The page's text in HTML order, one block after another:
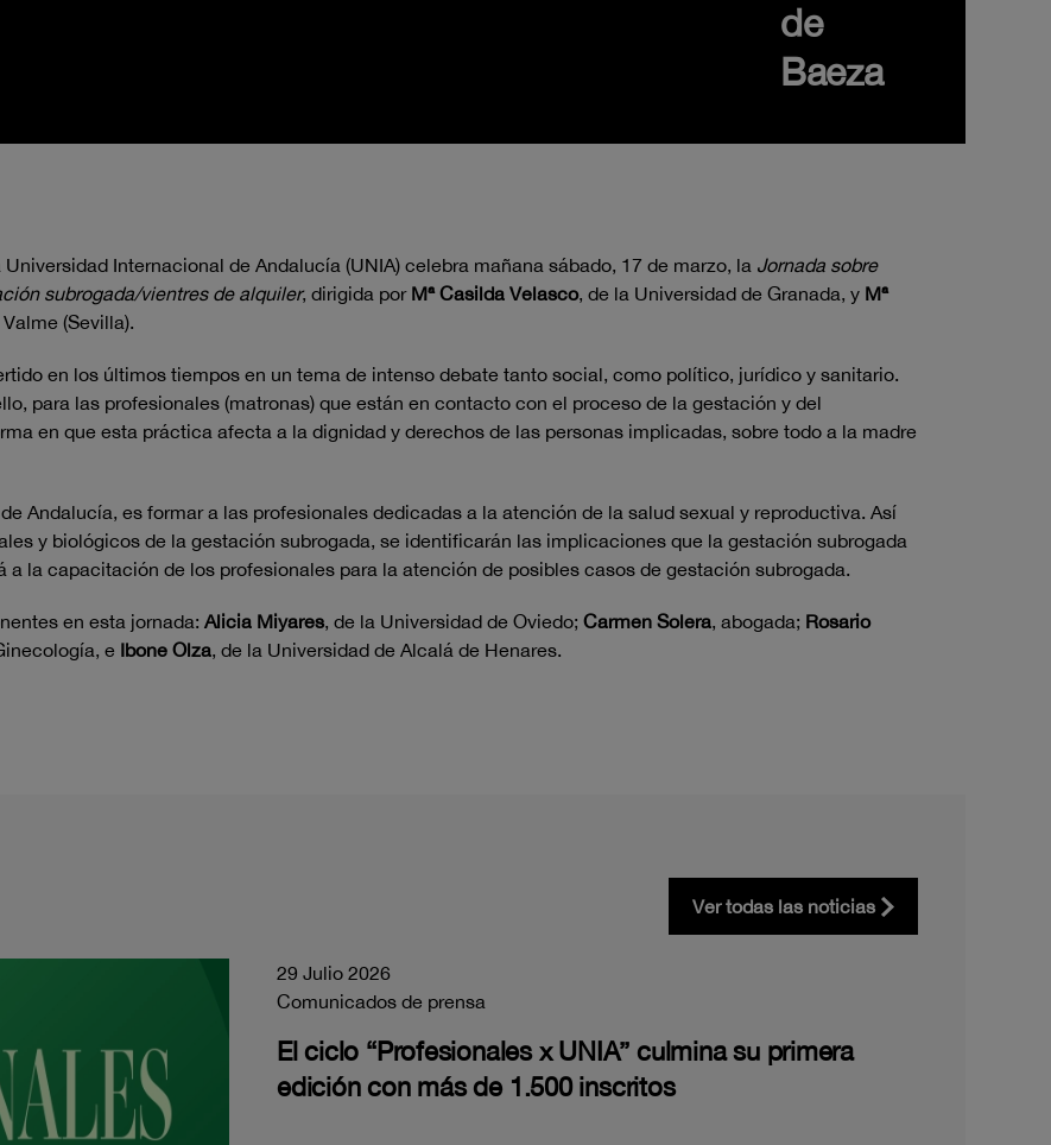
de
Baeza
Internacional de Andalucía (UNIA) celebra mañana sábado, 17 de marzo, la Jornada sobre
subrogada/vientres de alquiler, dirigida por Mª Casilda Velasco, de la Universidad de Granada, y Mª
(Sevilla).
en los últimos tiempos en un tema de intenso debate tanto social, como político, jurídico y sanitario.
para las profesionales (matronas) que están en contacto con el proceso de la gestación y del
en que esta práctica afecta a la dignidad y derechos de las personas implicadas, sobre todo a la madre
Andalucía, es formar a las profesionales dedicadas a la atención de la salud sexual y reproductiva. Así
y biológicos de la gestación subrogada, se identificarán las implicaciones que la gestación subrogada
la capacitación de los profesionales para la atención de posibles casos de gestación subrogada.
en esta jornada: Alicia Miyares, de la Universidad de Oviedo; Carmen Solera, abogada; Rosario
e Ibone Olza, de la Universidad de Alcalá de Henares.
Ver todas las noticias
29 Julio 2026
Comunicados de prensa
El ciclo “Profesionales x UNIA” culmina su primera
edición con más de 1.500 inscritos